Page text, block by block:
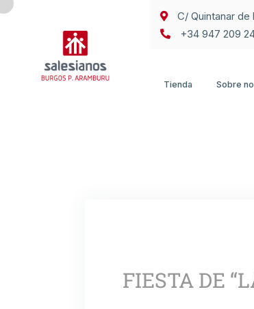
C/ Quintanar de
+34 947 209
Tienda Sobre
FIESTA DE